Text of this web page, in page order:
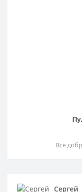
Все
Сергей